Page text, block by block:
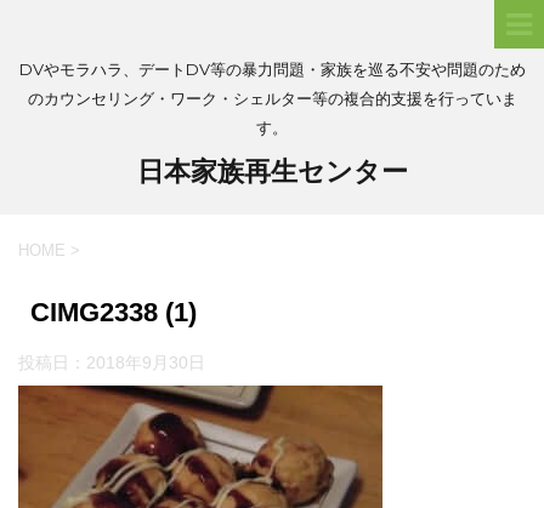
DVやモラハラ、デートDV等の暴力問題・家族を巡る不安や問題のため
のカウンセリング・ワーク・シェルター等の複合的支援を行っていま
す。
日本家族再生センター
HOME >
CIMG2338 (1)
投稿日： 2018年9月30日